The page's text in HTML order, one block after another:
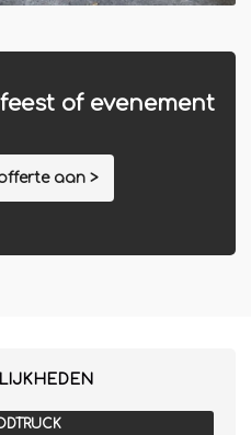
of evenement
aan >